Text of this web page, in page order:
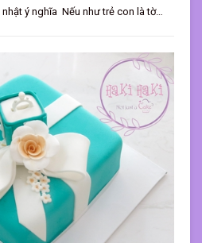
ý nghĩa Nếu như trẻ con là tờ
sinh nhật đáng yêu để tự hào với
thành họ lại thích được tặng
hơn là hình ảnh. Hãy cùng lắng
trong cuộc xung quanh vấn đề này
của người tặng Khi lớn lên học
người sẽ có những trải nghiệm mới,
thành những suy nghĩ, tính cách riêng
xã hội nhìn nhận bản thân. Ở mỗi
những suy nghĩ, vấn đề riêng quan
dành cho người xung quanh và cũng
cho mình. Tuy nhiên, cuộc sống